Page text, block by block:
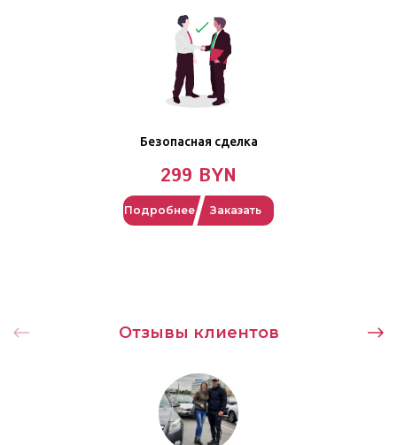
Безопасная сделка
299 BYN
Подробнее Заказать
Отзывы клиентов